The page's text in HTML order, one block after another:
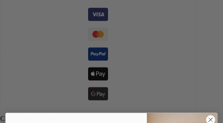
Características adicionales